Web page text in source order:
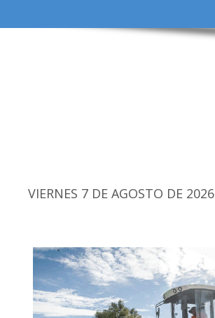
VIERNES 7 DE AGOSTO DE 2026